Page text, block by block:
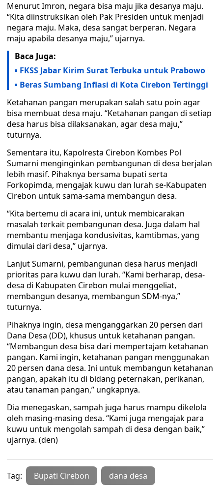
Menurut Imron, negara bisa maju jika desanya maju.
“Kita diinstruksikan oleh Pak Presiden untuk menjadi
negara maju. Maka, desa sangat berperan. Negara
maju apabila desanya maju,” ujarnya.
Baca Juga:
FKSS Jabar Kirim Surat Terbuka untuk Prabowo
Beras Sumbang Inflasi di Kota Cirebon Tertinggi
Ketahanan pangan merupakan salah satu poin agar
bisa membuat desa maju. “Ketahanan pangan di setiap
desa harus bisa dilaksanakan, agar desa maju,”
tuturnya.
Sementara itu, Kapolresta Cirebon Kombes Pol
Sumarni menginginkan pembangunan di desa berjalan
lebih masif. Pihaknya bersama bupati serta
Forkopimda, mengajak kuwu dan lurah se-Kabupaten
Cirebon untuk sama-sama membangun desa.
“Kita bertemu di acara ini, untuk membicarakan
masalah terkait pembangunan desa. Juga dalam hal
membantu menjaga kondusivitas, kamtibmas, yang
dimulai dari desa,” ujarnya.
Lanjut Sumarni, pembangunan desa harus menjadi
prioritas para kuwu dan lurah. “Kami berharap, desa-
desa di Kabupaten Cirebon mulai menggeliat,
membangun desanya, membangun SDM-nya,”
tuturnya.
Pihaknya ingin, desa menganggarkan 20 persen dari
Dana Desa (DD), khusus untuk ketahanan pangan.
“Membangun desa bisa dari mempertajam ketahanan
pangan. Kami ingin, ketahanan pangan menggunakan
20 persen dana desa. Ini untuk membangun ketahanan
pangan, apakah itu di bidang peternakan, perikanan,
atau tanaman pangan,” ungkapnya.
Dia menegaskan, sampah juga harus mampu dikelola
oleh masing-masing desa. “Kami juga mengajak para
kuwu untuk mengolah sampah di desa dengan baik,”
ujarnya. (den)
Tag: Bupati Cirebon dana desa